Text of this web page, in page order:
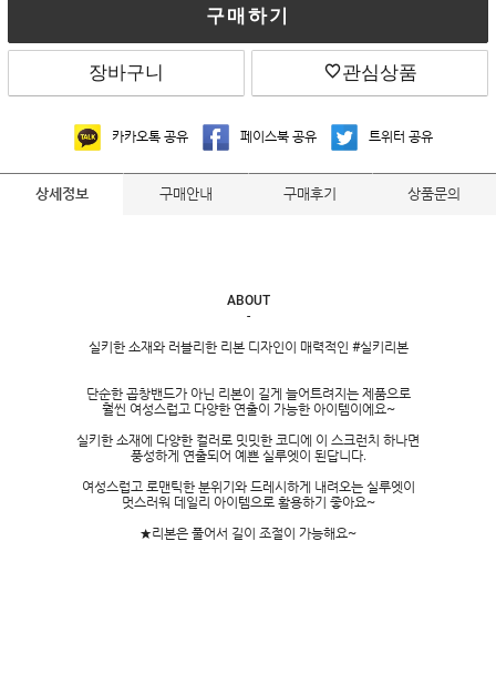
구매하기
장바구니 관심상품
카카오톡 공유 페이스북 공유 트위터 공유
상세정보 구매안내 구매후기 상품문의
ABOUT
-
실키한 소재와 러블리한 리본 디자인이 매력적인 #실키리본
단순한 곱창밴드가 아닌 리본이 길게 늘어트려지는 제품으로
훨씬 여성스럽고 다양한 연출이 가능한 아이템이에요~
실키한 소재에 다양한 컬러로 밋밋한 코디에 이 스크런치 하나면
풍성하게 연출되어 예쁜 실루엣이 된답니다.
여성스럽고 로맨틱한 분위기와 드레시하게 내려오는 실루엣이
멋스러워 데일리 아이템으로 활용하기 좋아요~
★리본은 풀어서 길이 조절이 가능해요~